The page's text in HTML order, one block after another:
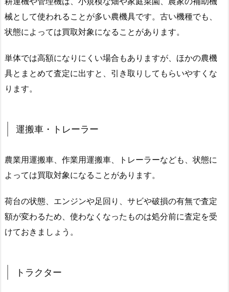
械として使われることが多い農機具です。古い機種でも、
状態によっては買取対象になることがあります。
単体では高額になりにくい場合もありますが、ほかの農機
具とまとめて査定に出すと、引き取りしてもらいやすくな
ります。
運搬車・トレーラー
農業用運搬車、作業用運搬車、トレーラーなども、状態に
よっては買取対象になることがあります。
荷台の状態、エンジンや足回り、サビや破損の有無で査定
額が変わるため、使わなくなったものは処分前に査定を受
けておきましょう。
トラクター